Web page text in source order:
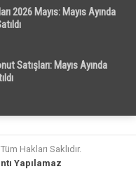
2026 Mayıs: Mayıs Ayında
Satışları: Mayıs Ayında
Hakları Saklıdır.
Yapılamaz